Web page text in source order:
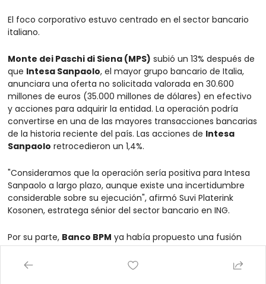
El foco corporativo estuvo centrado en el sector bancario
italiano.
Monte dei Paschi di Siena (MPS) subió un 13% después de
que Intesa Sanpaolo, el mayor grupo bancario de Italia,
anunciara una oferta no solicitada valorada en 30.600
millones de euros (35.000 millones de dólares) en efectivo
y acciones para adquirir la entidad. La operación podría
convertirse en una de las mayores transacciones bancarias
de la historia reciente del país. Las acciones de Intesa
Sanpaolo retrocedieron un 1,4%.
"Consideramos que la operación sería positiva para Intesa
Sanpaolo a largo plazo, aunque existe una incertidumbre
considerable sobre su ejecución", afirmó Suvi Platerink
Kosonen, estratega sénior del sector bancario en ING.
Por su parte, Banco BPM ya había propuesto una fusión
con MPS con el objetivo de crear el segundo mayor banco
doméstico de Italia. Sus acciones cerraron con ligeros